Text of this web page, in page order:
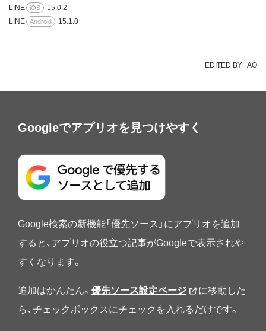
LINE
iOS
15.0.2
LINE
Android 15.1.0
EDITED BY AO
Googleでアプリオを見つけやすく
Google検索の新機能「優先ソース」にアプリオを追加
すると、アプリオの役立つ記事がGoogleで表示されや
すくなります。
追加はかんたん。 優先ソース設定ページ
に移動した
ら、チェックボックスにチェックを入れるだけです。